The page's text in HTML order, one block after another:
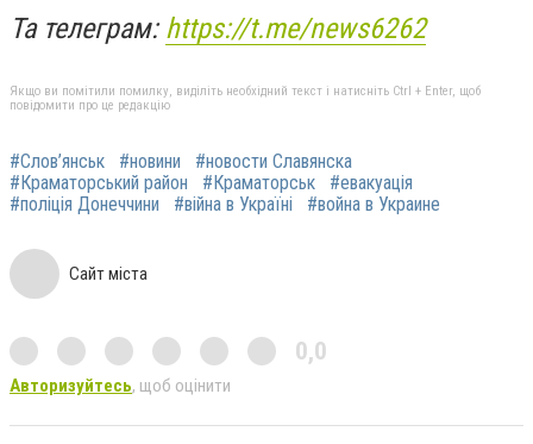
Та телеграм:https://t.me/news6262
Якщо ви помітили помилку, виділіть необхідний текст і натисніть Ctrl + Enter, щоб
повідомити про це редакцію
#Слов’янськ #новини
#новости Славянска
#Краматорський район
#Краматорськ
#евакуація
#поліція Донеччини
#війна в Україні #война в Украине
Сайт міста
0,0
Авторизуйтесь, щоб оцінити